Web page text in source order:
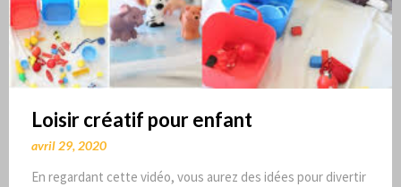
Loisir créatif pour enfant
avril 29, 2020
En regardant cette vidéo, vous aurez des idées pour divertir